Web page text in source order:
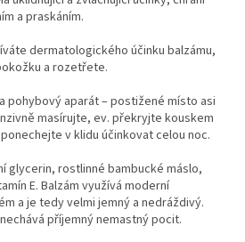
a praskáním.
dermatologického účinku balzámu,
a rozetřete.
pohybový aparát – postižené místo asi
masírujte, ev. překryjte kouskem
v klidu účinkovat celou noc.
glycerin, rostlinné bambucké máslo,
E. Balzám využívá moderní
a je tedy velmi jemný a nedráždivý.
příjemný nemastný pocit.